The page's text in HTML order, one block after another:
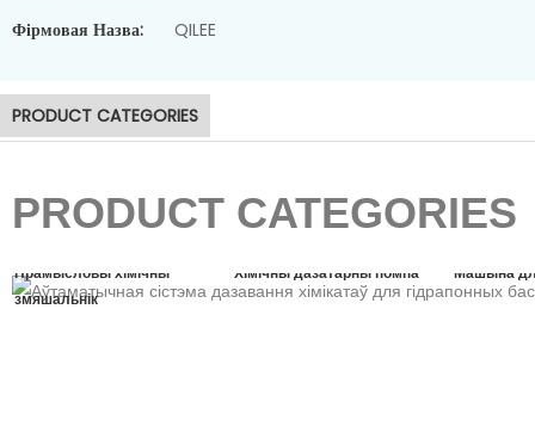
Фірмовая Назва:
QILEE
PRODUCT CATEGORIES
PRODUCT CATEGORIES
Машына для абязводжвання
Прамысловы хімічны
змяшальнік
Хімічны дазатарны помпа Машына